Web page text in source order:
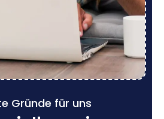
Gründe für uns